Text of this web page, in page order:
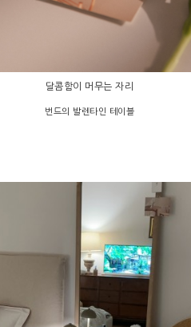
달콤함이 머무는 자리
번드의 발렌타인 테이블